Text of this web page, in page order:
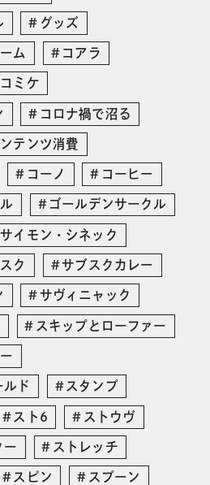
グッズ
ム コアラ
コミケ
コロナ禍で沼る
テンツ消費
コーノ コーヒー
ゴールデンサークル
サイモン・シネック
ク サブスクカレー
サヴィニャック
スキップとローファー
ルド スタンプ
スト6 ストウヴ
ー ストレッチ
スピン スプーン